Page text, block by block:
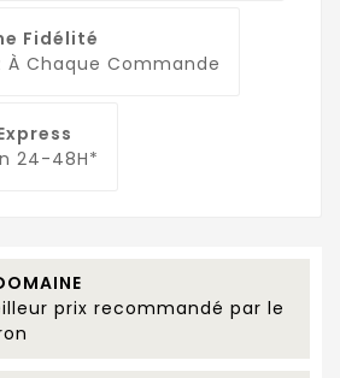
Fidélité
Chaque Commande
24-48H*
prix recommandé par le